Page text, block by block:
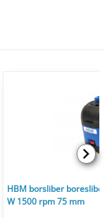
HBM borsliber
W 1500 rpm 75 mm